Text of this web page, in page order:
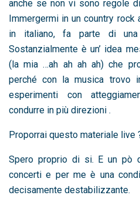
anche se non vi sono regole
Immergermi in un country rock
in italiano, fa parte di una
Sostanzialmente è un’ idea
(la mia …ah ah ah ah) che
perché con la musica trovo
esperimenti con
condurre in più direzioni .
Proporrai questo materiale live
Spero proprio di si. E un pò
concerti e per me è una
decisamente destabilizzante.